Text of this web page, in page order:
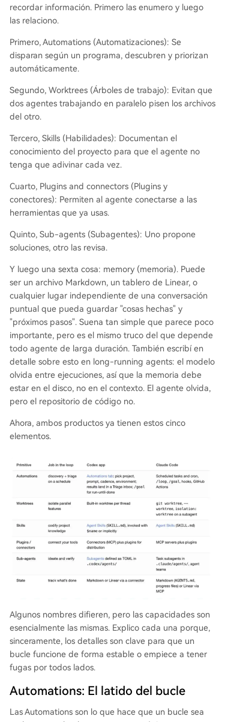
recordar información. Primero las enumero y luego
las relaciono.
Primero, Automations (Automatizaciones): Se
disparan según un programa, descubren y priorizan
automáticamente.
Segundo, Worktrees (Árboles de trabajo): Evitan que
dos agentes trabajando en paralelo pisen los archivos
del otro.
Tercero, Skills (Habilidades): Documentan el
conocimiento del proyecto para que el agente no
tenga que adivinar cada vez.
Cuarto, Plugins and connectors (Plugins y
conectores): Permiten al agente conectarse a las
herramientas que ya usas.
Quinto, Sub-agents (Subagentes): Uno propone
soluciones, otro las revisa.
Y luego una sexta cosa: memory (memoria). Puede
ser un archivo Markdown, un tablero de Linear, o
cualquier lugar independiente de una conversación
puntual que pueda guardar "cosas hechas" y
"próximos pasos". Suena tan simple que parece poco
importante, pero es el mismo truco del que depende
todo agente de larga duración. También escribí en
detalle sobre esto en long-running agents: el modelo
olvida entre ejecuciones, así que la memoria debe
estar en el disco, no en el contexto. El agente olvida,
pero el repositorio de código no.
Ahora, ambos productos ya tienen estos cinco
elementos.
Algunos nombres difieren, pero las capacidades son
esencialmente las mismas. Explico cada una porque,
sinceramente, los detalles son clave para que un
bucle funcione de forma estable o empiece a tener
fugas por todos lados.
Automations: El latido del bucle
Las Automations son lo que hace que un bucle sea